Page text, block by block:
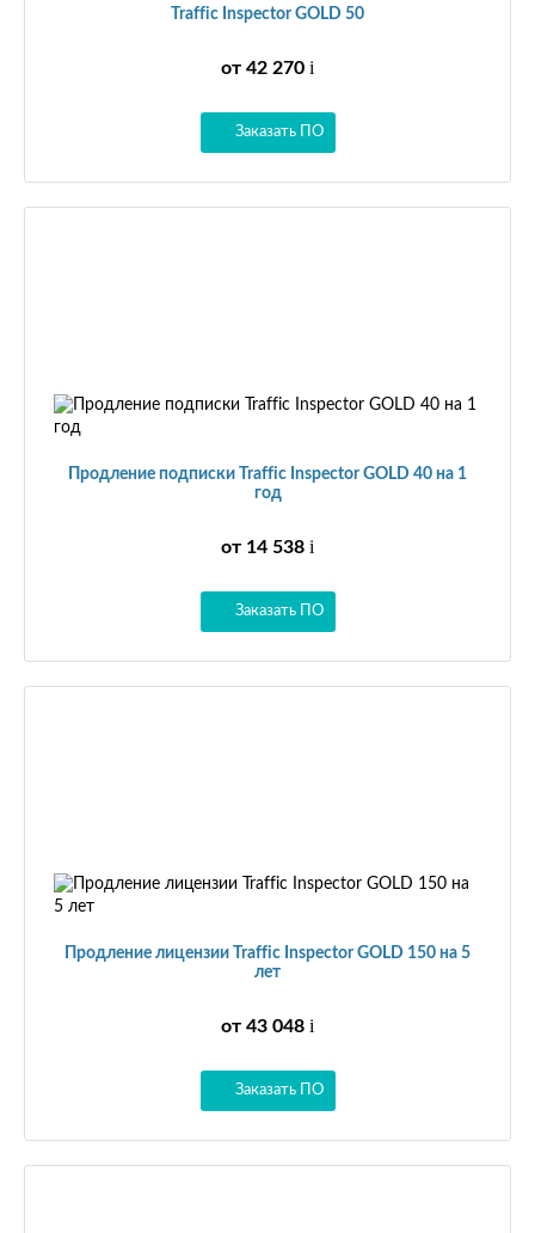
Traffic Inspector GOLD 50
от 42 270 i
Заказать ПО
Продление подписки Traffic Inspector GOLD 40 на 1
год
от 14 538 i
Заказать ПО
Продление лицензии Traffic Inspector GOLD 150 на 5
лет
от 43 048 i
Заказать ПО